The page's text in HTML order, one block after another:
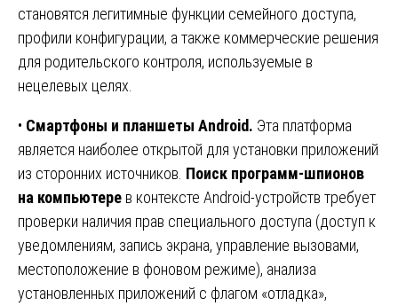
становятся легитимные функции семейного доступа,
профили конфигурации, а также коммерческие решения
для родительского контроля, используемые в
нецелевых целях.
• Смартфоны и планшеты Android. Эта платформа
является наиболее открытой для установки приложений
из сторонних источников. Поиск программ-шпионов
на компьютере в контексте Android-устройств требует
проверки наличия прав специального доступа (доступ к
уведомлениям, запись экрана, управление вызовами,
местоположение в фоновом режиме), анализа
установленных приложений с флагом «отладка»,